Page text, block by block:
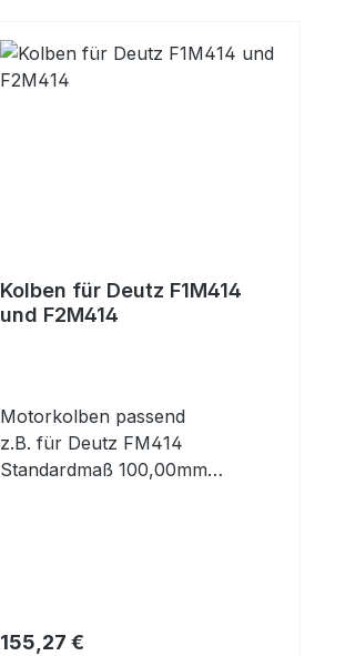
Kolben für Deutz F1M414
und F2M414
Motorkolben passend
z.B. für Deutz FM414
Standardmaß 100,00mm
Regulärer Preis:
155,27 €